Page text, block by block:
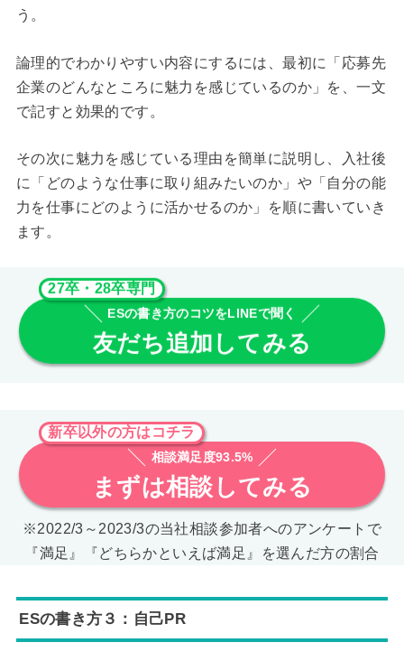
う。
論理的でわかりやすい内容にするには、最初に「応募先
企業のどんなところに魅力を感じているのか」を、一文
で記すと効果的です。
その次に魅力を感じている理由を簡単に説明し、入社後
に「どのような仕事に取り組みたいのか」や「自分の能
力を仕事にどのように活かせるのか」を順に書いていき
ます。
27卒・28卒専門
ESの書き方のコツをLINEで聞く
友だち追加してみる
新卒以外の方はコチラ
相談満足度93.5%
まずは相談してみる
※2022/3～2023/3の当社相談参加者へのアンケートで
『満足』『どちらかといえば満足』を選んだ方の割合
ESの書き方３：自己PR